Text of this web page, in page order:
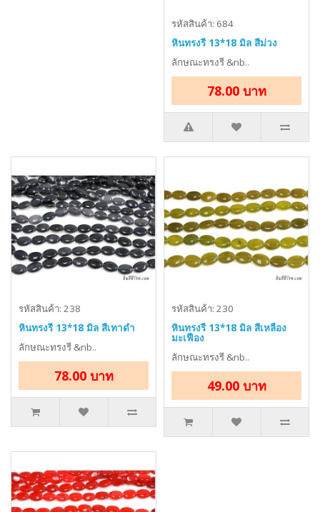
รหัสสินค้า: 684
หินทรงรี 13*18 มิล สีม่วง
ลักษณะทรงรี &nb..
78.00 บาท
รหัสสินค้า: 238
หินทรงรี 13*18 มิล สีเทาดำ
ลักษณะทรงรี &nb..
78.00 บาท
รหัสสินค้า: 230
หินทรงรี 13*18 มิล สีเหลือง
มะเฟือง
ลักษณะทรงรี &nb..
49.00 บาท